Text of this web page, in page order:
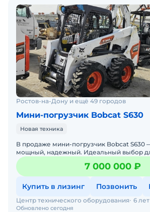
Ростов-на-Дону и ещё 49 городов
Мини-погрузчик Bobcat S630
Новая техника
В продаже мини-погрузчик Bobcat S630
мощный, надежный. Идеальный выбор
стройке, в коммунальном хозяйстве, на
Бобке
7 000 000 ₽
Купить в лизинг Позвонить
Обновлено сегодня
Центр технического оборудования 6